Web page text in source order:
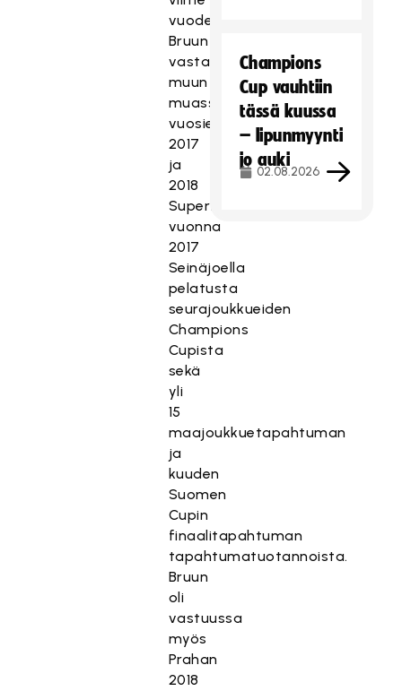
vuodet.
Bruun
vastasi
muun
muassa
vuosien
2017
ja
2018
Superfinaaleista,
vuonna
2017
Seinäjoella
pelatusta
seurajoukkueiden
Champions
Cupista
sekä
yli
15
maajoukkuetapahtuman
ja
kuuden
Suomen
Cupin
finaalitapahtuman
tapahtumatuotannoista.
Bruun
oli
vastuussa
myös
Prahan
2018
Champions
Cup vauhtiin
tässä kuussa
– lipunmyynti
jo auki
02.08.2026